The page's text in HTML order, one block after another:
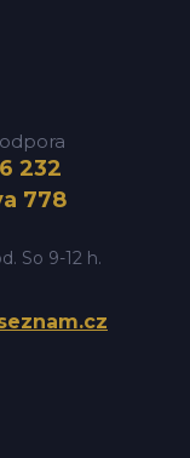
232
778
So 9-12 h.